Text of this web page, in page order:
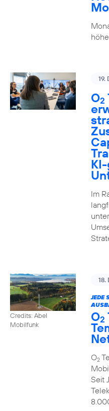
19.
O2
Im
Credits: Abel
Mobilfunk
18.
JEDE
O2
O2
Seit